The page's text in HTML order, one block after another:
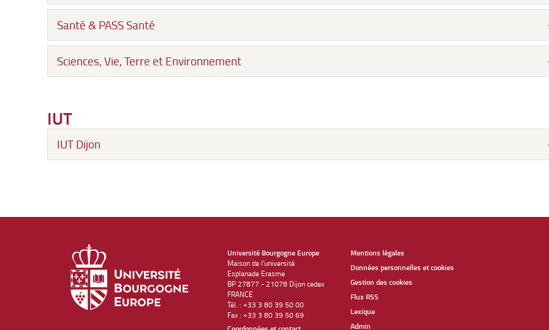
Santé & PASS Santé
Sciences, Vie, Terre et Environnement
IUT
IUT Dijon
Université Bourgogne Europe
Maison de l'université
Esplanade Erasme
BP 27877 - 21078 Dijon cedex
FRANCE
Tél. : +33 3 80 39 50 00
Fax : +33 3 80 39 50 69
Mentions légales
Données personnelles et cookies
Gestion des cookies
Flux RSS
Lexique
Admin